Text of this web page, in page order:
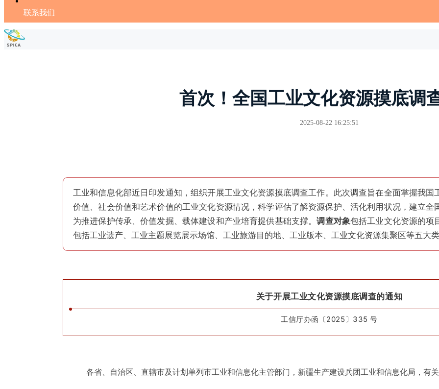
联系我们
首次！全国工业文化资源摸底调
2025-08-22 16:25:51
工业和信息化部近日印发通知，组织开展工业文化资源摸底调查工作。此次调查旨在全面掌握我国
价值、社会价值和艺术价值的工业文化资源情况，科学评估了解资源保护、活化利用状况，建立
为推进保护传承、价值发掘、载体建设和产业培育提供基础支撑。调查对象包括工业文化资源的项
包括工业遗产、 工业主题展览展示场馆、工业旅游目的地、工业版本、工业文化资源集聚区等五大
关于开展工业文化资源摸底调查的通知
工信厅办函 〔2025〕335 号
各省、自治区、直辖市及计划单列市工业和信息化主管部门，新疆生产建设兵团工业和信息化局，有